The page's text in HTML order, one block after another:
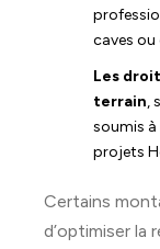
caves ou
Les
terrain,
soumis à
projets
Certains
d’optimiser la